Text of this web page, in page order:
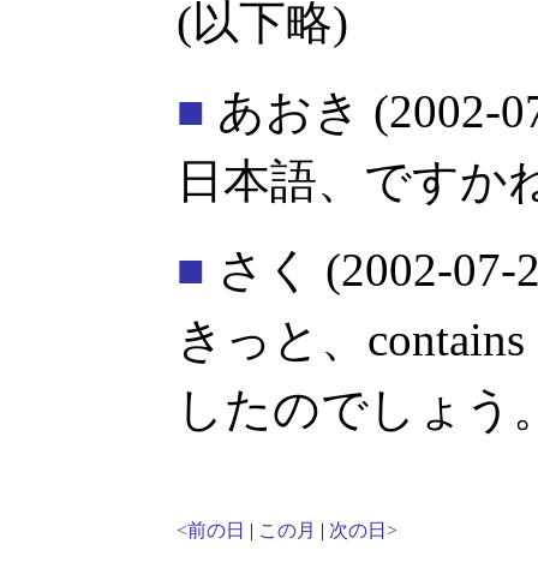
(以下略)
■ あおき (2002-
日本語、ですか
■ さく
(2002-07-
きっと、
したのでしょう
<前の日 | この月 | 次の日>